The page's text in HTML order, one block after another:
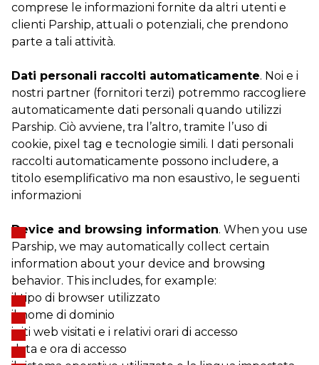
comprese le informazioni fornite da altri utenti e
clienti Parship, attuali o potenziali, che prendono
parte a tali attività.
Dati personali raccolti automaticamente. Noi e i
nostri partner (fornitori terzi) potremmo raccogliere
automaticamente dati personali quando utilizzi
Parship. Ciò avviene, tra l’altro, tramite l’uso di
cookie, pixel tag e tecnologie simili. I dati personali
raccolti automaticamente possono includere, a
titolo esemplificativo ma non esaustivo, le seguenti
informazioni
Device and browsing information. When you use
Parship, we may automatically collect certain
information about your device and browsing
behavior. This includes, for example:
il tipo di browser utilizzato
il nome di dominio
i siti web visitati e i relativi orari di accesso
data e ora di accesso